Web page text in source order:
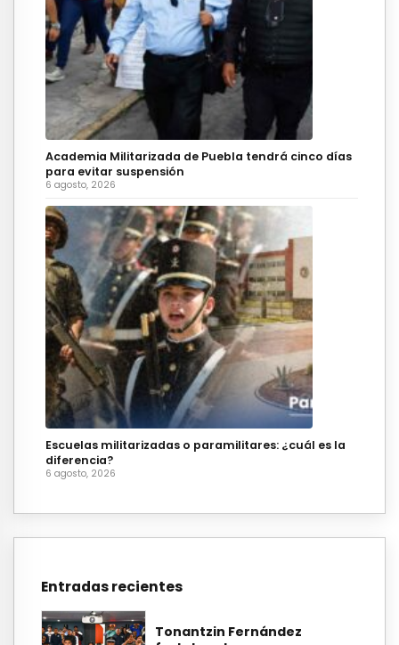
Academia Militarizada de Puebla tendrá cinco días
para evitar suspensión
6 agosto, 2026
Escuelas militarizadas o paramilitares: ¿cuál es la
diferencia?
6 agosto, 2026
Entradas recientes
Tonantzin Fernández